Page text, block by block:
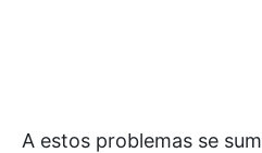
A estos problemas se